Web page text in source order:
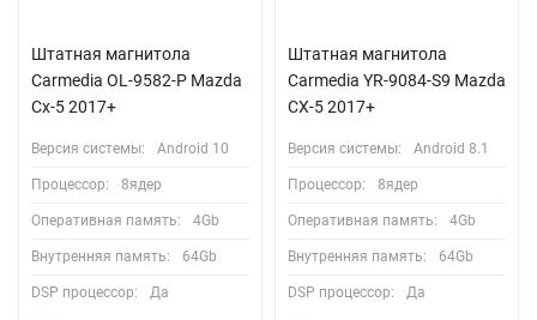
Штатная магнитола
Carmedia OL-9582-P Mazda
Cx-5 2017+
Версия системы: Android 10
Процессор: 8ядер
Оперативная память: 4Gb
Внутренняя память: 64Gb
DSP процессор: Да
Штатная магнитола
Сarmedia YR-9084-S9 Mazda
CX-5 2017+
Версия системы: Android 8.1
Процессор: 8ядер
Оперативная память: 4Gb
Внутренняя память: 64Gb
DSP процессор: Да